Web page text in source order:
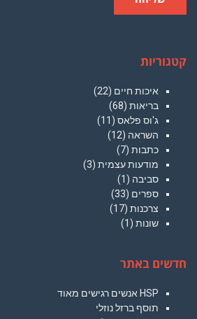
קטגוריות
איכות חיים (22)
בריאות (68)
ג'וס פלאס (11)
השראה (12)
כתבות (7)
מודעות עצמית (3)
סביבה (1)
ספרים (33)
צרכנות (17)
שונות (1)
חדשים באתר
HSP אנשים רגישים מאוד
תוסף ברזל נוזלי